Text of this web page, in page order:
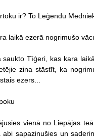
ir? To Leģendu
laikā ezerā nogrimušo
saukto Tīģeri, kas kara
zina stāstīt, ka
ezers...
vienā no Liepājas
sapazinušies un